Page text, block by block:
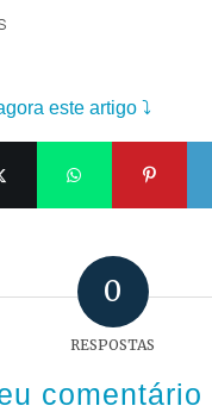
este artigo ⤵
0
RESPOSTAS
comentário